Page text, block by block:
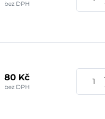
bez DPH
80 Kč
bez DPH